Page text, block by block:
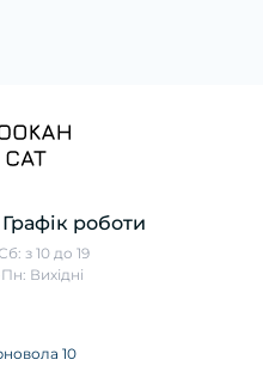
Графік роботи
з 10 до 19
Вихідні
10